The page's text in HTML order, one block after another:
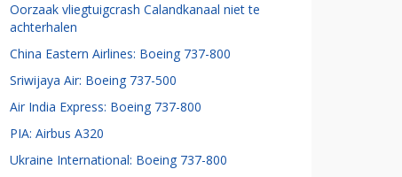
Oorzaak vliegtuigcrash Calandkanaal niet te
achterhalen
China Eastern Airlines: Boeing 737-800
Sriwijaya Air: Boeing 737-500
Air India Express: Boeing 737-800
PIA: Airbus A320
Ukraine International: Boeing 737-800